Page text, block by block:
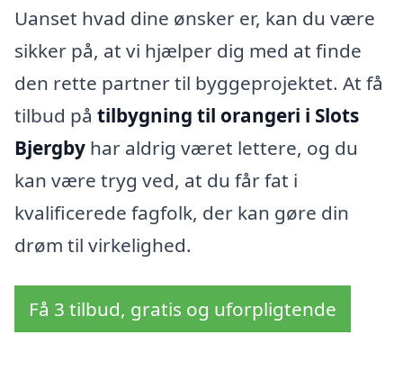
Uanset hvad dine ønsker er, kan du være
sikker på, at vi hjælper dig med at finde
den rette partner til byggeprojektet. At få
tilbud på tilbygning til orangeri i Slots
Bjergby har aldrig været lettere, og du
kan være tryg ved, at du får fat i
kvalificerede fagfolk, der kan gøre din
drøm til virkelighed.
Få 3 tilbud, gratis og uforpligtende